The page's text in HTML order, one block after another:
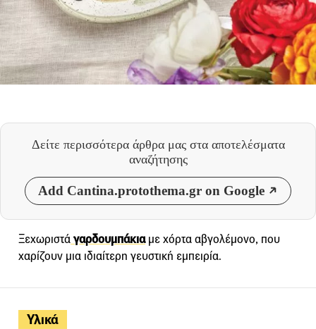
Δείτε περισσότερα άρθρα μας στα αποτελέσματα
αναζήτησης
Add Cantina.protothema.gr on Google
Υλικά
Ξεχωριστάγαρδουμπάκιαμε χόρτα αβγολέμονο, που
χαρίζουν μια ιδιαίτερη γευστική εμπειρία.